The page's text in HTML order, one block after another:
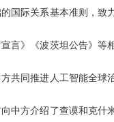
国际关系基本准则，致
言》《波茨坦公告》等
共同推进人工智能全球
中方介绍了查谟和克什